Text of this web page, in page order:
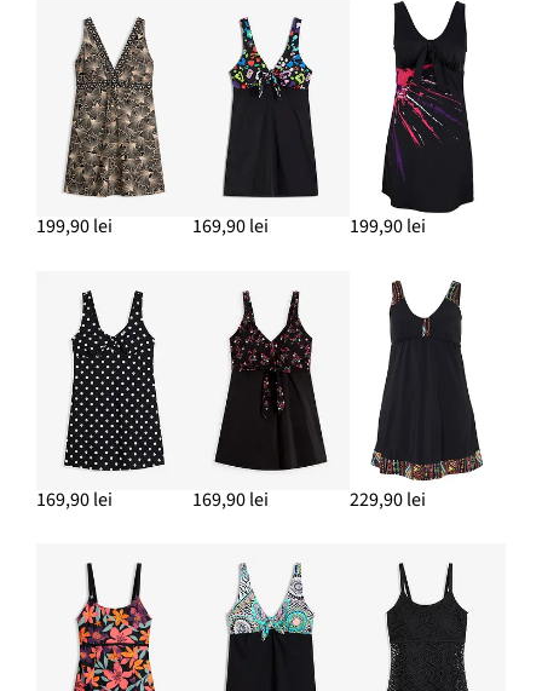
199,90 lei 169,90 lei 199,90 lei
169,90 lei 169,90 lei 229,90 lei